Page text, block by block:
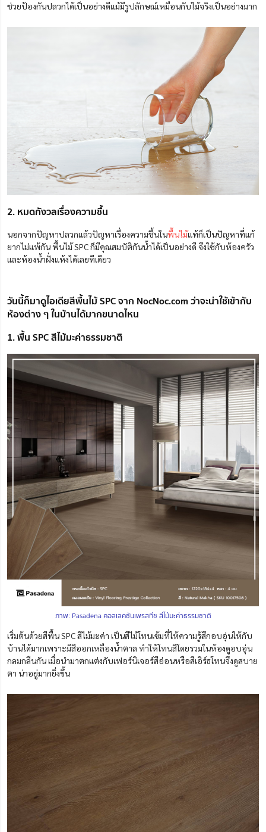
ช่วยป้องกันปลวกได้เป็นอย่างดีแม้มีรูปลักษณ์เหมือนกับไม้จริงเป็นอย่างมาก
2. หมดกังวลเรื่องความชื้น
นอกจากปัญหาปลวกแล้วปัญหาเรื่องความชื้นในพื้นไม้แท้ก็เป็นปัญหาที่แก้
ยากไม่แพ้กัน พื้นไม้ SPC ก็มีคุณสมบัติกันน้ำได้เป็นอย่างดี จึงใช้กับห้องครัว
และห้องน้ำฝั่งแห้งได้เลยทีเดียว
วันนี้ก็มาดูไอเดียสีพื้นไม้ SPC จาก NocNoc.com ว่าจะน่าใช้เข้ากับ
ห้องต่าง ๆ ในบ้านได้มากขนาดไหน
1. พื้น SPC สีไม้มะค่าธรรมชาติ
ภาพ: Pasadena คอลเลคชันเพรสทีช สีไม้มะค่าธรรมชาติ
เริ่มต้นด้วยสีพื้น SPC สีไม้มะค่า เป็นสีไม้โทนเข้มที่ให้ความรู้สึกอบอุ่นให้กับ
บ้านได้มากเพราะมีสีออกเหลืองน้ำตาล ทำให้โทนสีโดยรวมในห้องดูอบอุ่น
กลมกลืนกัน เมื่อนำมาตกแต่งกับเฟอร์นิเจอร์สีอ่อนหรือสีเอิร์ธโทนจึงดูสบาย
ตา น่าอยู่มากยิ่งขึ้น